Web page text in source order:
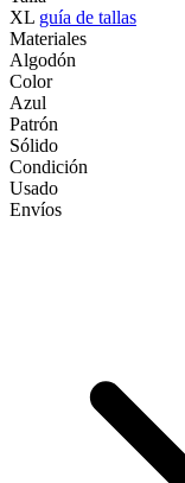
XL guía de tallas
Materiales
Algodón
Color
Azul
Patrón
Sólido
Condición
Usado
Envíos